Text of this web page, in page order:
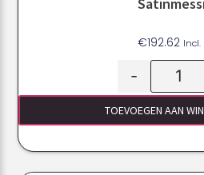
€192.62 Incl.
-
TOEVOEGEN AAN